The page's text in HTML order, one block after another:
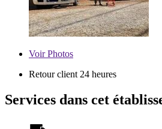
VoirPhotos
Retour client 24 heures
Services dans cet